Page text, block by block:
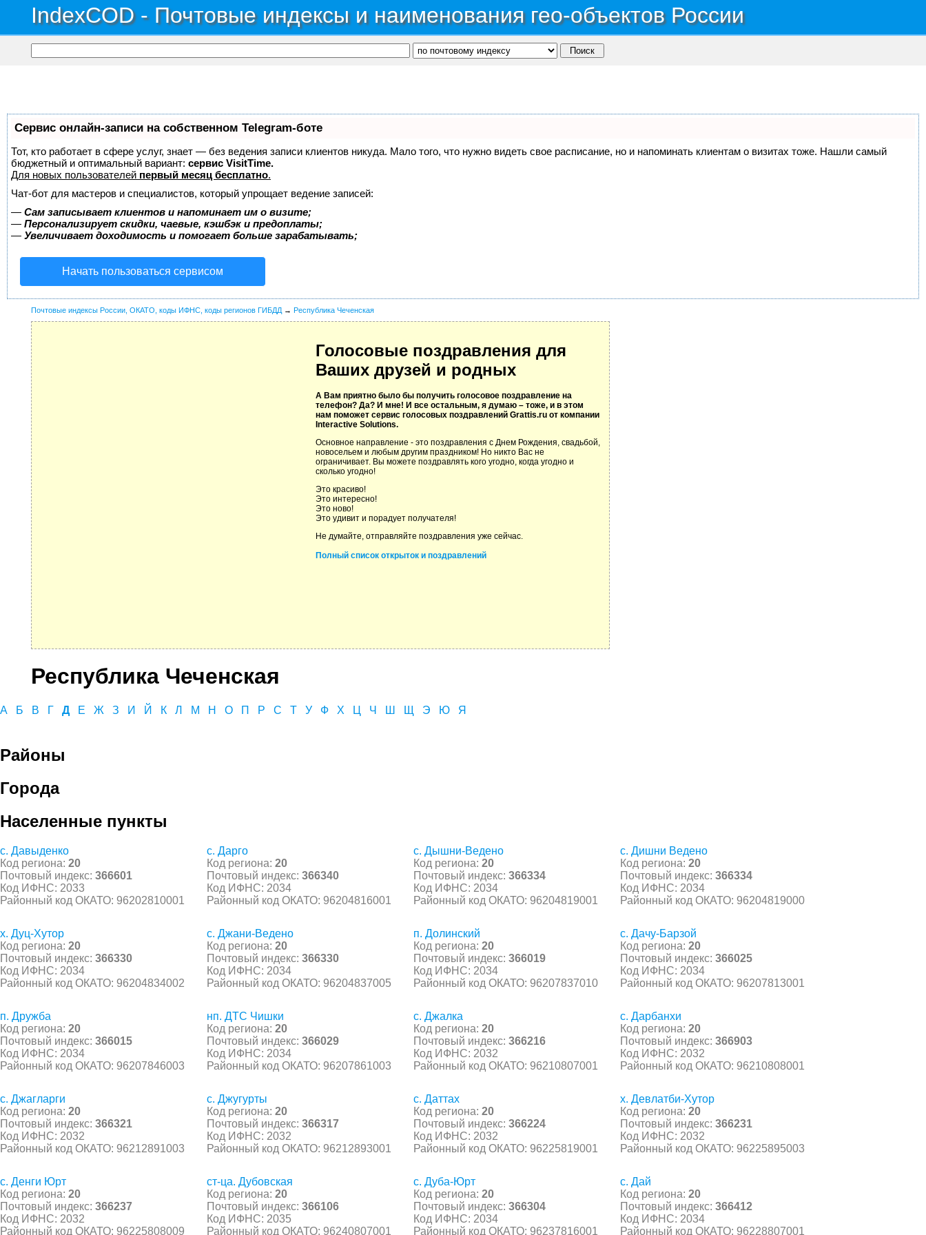
IndexCOD - Почтовые индексы и наименования гео-объектов России
Сервис онлайн-записи на собственном Telegram-боте
Тот, кто работает в сфере услуг, знает — без ведения записи клиентов никуда. Мало того, что нужно видеть свое расписание, но и напоминать клиентам о визитах тоже. Нашли самый
бюджетный и оптимальный вариант: сервис VisitTime.
Для новых пользователей первый месяц бесплатно.
Чат-бот для мастеров и специалистов, который упрощает ведение записей:
— Сам записывает клиентов и напоминает им о визите;
— Персонализирует скидки, чаевые, кэшбэк и предоплаты;
— Увеличивает доходимость и помогает больше зарабатывать;
Начать пользоваться сервисом
Почтовые индексы России, ОКАТО, коды ИФНС, коды регионов ГИБДД → Республика Чеченская
Голосовые поздравления для
Ваших друзей и родных
А Вам приятно было бы получить голосовое поздравление на
телефон? Да? И мне! И все остальным, я думаю – тоже, и в этом
нам поможет сервис голосовых поздравлений Grattis.ru от компании
Interactive Solutions.
Основное направление - это поздравления с Днем Рождения, свадьбой,
новосельем и любым другим праздником! Но никто Вас не
ограничивает. Вы можете поздравлять кого угодно, когда угодно и
сколько угодно!
Это красиво!
Это интересно!
Это ново!
Это удивит и порадует получателя!
Не думайте, отправляйте поздравления уже сейчас.
Полный список открыток и поздравлений
Республика Чеченская
А Б В Г Д Е Ж З И Й К Л М Н О П Р С Т У Ф Х Ц Ч Ш Щ Э Ю Я
Районы
Города
Населенные пункты
с. Давыденко
Код региона: 20
Почтовый индекс: 366601
Код ИФНС: 2033
Районный код ОКАТО: 96202810001
с. Дарго
Код региона: 20
Почтовый индекс: 366340
Код ИФНС: 2034
Районный код ОКАТО: 96204816001
с. Дышни-Ведено
Код региона: 20
Почтовый индекс: 366334
Код ИФНС: 2034
Районный код ОКАТО: 96204819001
с. Дишни Ведено
Код региона: 20
Почтовый индекс: 366334
Код ИФНС: 2034
Районный код ОКАТО: 96204819000
х. Дуц-Хутор
Код региона: 20
Почтовый индекс: 366330
Код ИФНС: 2034
Районный код ОКАТО: 96204834002
с. Джани-Ведено
Код региона: 20
Почтовый индекс: 366330
Код ИФНС: 2034
Районный код ОКАТО: 96204837005
п. Долинский
Код региона: 20
Почтовый индекс: 366019
Код ИФНС: 2034
Районный код ОКАТО: 96207837010
с. Дачу-Барзой
Код региона: 20
Почтовый индекс: 366025
Код ИФНС: 2034
Районный код ОКАТО: 96207813001
п. Дружба
Код региона: 20
Почтовый индекс: 366015
Код ИФНС: 2034
Районный код ОКАТО: 96207846003
нп. ДТС Чишки
Код региона: 20
Почтовый индекс: 366029
Код ИФНС: 2034
Районный код ОКАТО: 96207861003
с. Джалка
Код региона: 20
Почтовый индекс: 366216
Код ИФНС: 2032
Районный код ОКАТО: 96210807001
с. Дарбанхи
Код региона: 20
Почтовый индекс: 366903
Код ИФНС: 2032
Районный код ОКАТО: 96210808001
с. Джагларги
Код региона: 20
Почтовый индекс: 366321
Код ИФНС: 2032
Районный код ОКАТО: 96212891003
с. Джугурты
Код региона: 20
Почтовый индекс: 366317
Код ИФНС: 2032
Районный код ОКАТО: 96212893001
с. Даттах
Код региона: 20
Почтовый индекс: 366224
Код ИФНС: 2032
Районный код ОКАТО: 96225819001
х. Девлатби-Хутор
Код региона: 20
Почтовый индекс: 366231
Код ИФНС: 2032
Районный код ОКАТО: 96225895003
с. Денги Юрт
Код региона: 20
Почтовый индекс: 366237
Код ИФНС: 2032
Районный код ОКАТО: 96225808009
ст-ца. Дубовская
Код региона: 20
Почтовый индекс: 366106
Код ИФНС: 2035
Районный код ОКАТО: 96240807001
с. Дуба-Юрт
Код региона: 20
Почтовый индекс: 366304
Код ИФНС: 2034
Районный код ОКАТО: 96237816001
с. Дай
Код региона: 20
Почтовый индекс: 366412
Код ИФНС: 2034
Районный код ОКАТО: 96228807001